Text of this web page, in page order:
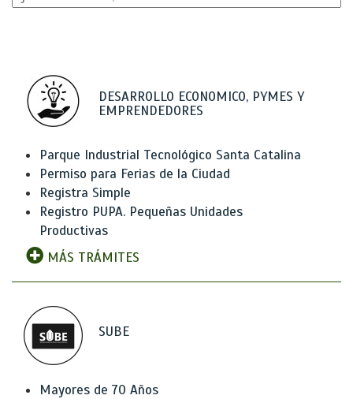
DESARROLLO ECONOMICO, PYMES Y
EMPRENDEDORES
Parque Industrial Tecnológico Santa Catalina
Permiso para Ferias de la Ciudad
Registra Simple
Registro PUPA. Pequeñas Unidades
Productivas
MÁS TRÁMITES
SUBE
Mayores de 70 Años